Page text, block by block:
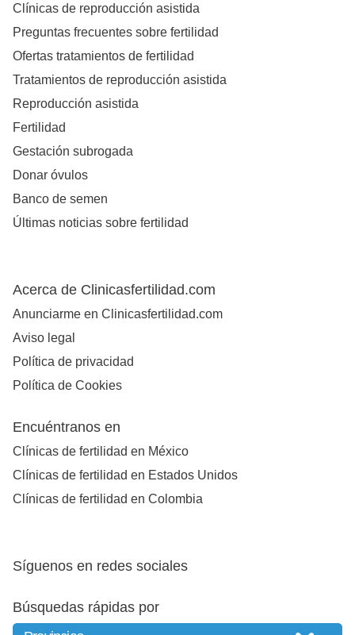
Clínicas de reproducción asistida
Preguntas frecuentes sobre fertilidad
Ofertas tratamientos de fertilidad
Tratamientos de reproducción asistida
Reproducción asistida
Fertilidad
Gestación subrogada
Donar óvulos
Banco de semen
Últimas noticias sobre fertilidad
Acerca de Clinicasfertilidad.com
Anunciarme en Clinicasfertilidad.com
Aviso legal
Política de privacidad
Política de Cookies
Encuéntranos en
Clínicas de fertilidad en México
Clínicas de fertilidad en Estados Unidos
Clínicas de fertilidad en Colombia
Síguenos en redes sociales
Búsquedas rápidas por